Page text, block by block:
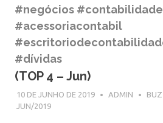
#negócios
#acessoriacontabil
#dívidas
(TOP 4 – Jun)
10 DE JUNHO DE 2019 ADMIN
JUN/2019